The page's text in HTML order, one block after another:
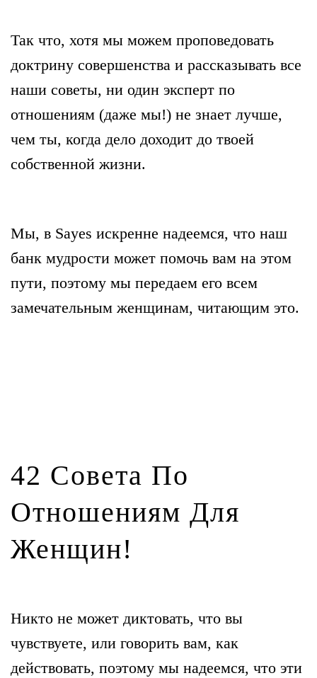
Так что, хотя мы можем проповедовать
доктрину совершенства и рассказывать все
наши советы, ни один эксперт по
отношениям (даже мы!) не знает лучше,
чем ты, когда дело доходит до твоей
собственной жизни.
Мы, в Sayes искренне надеемся, что наш
банк мудрости может помочь вам на этом
пути, поэтому мы передаем его всем
замечательным женщинам, читающим это.
42 Совета По
Отношениям Для
Женщин!
Никто не может диктовать, что вы
чувствуете, или говорить вам, как
действовать, поэтому мы надеемся, что эти